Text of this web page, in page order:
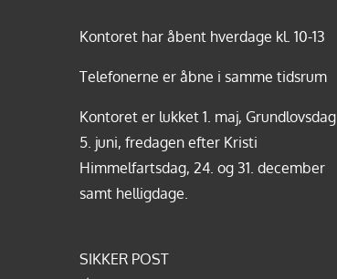
Kontoret har åbent hverdage kl. 10-13
Telefonerne er åbne i samme tidsrum
Kontoret er lukket 1. maj, Grundlovsdag
5. juni, fredagen efter Kristi
Himmelfartsdag, 24. og 31. december
samt helligdage.
SIKKER POST